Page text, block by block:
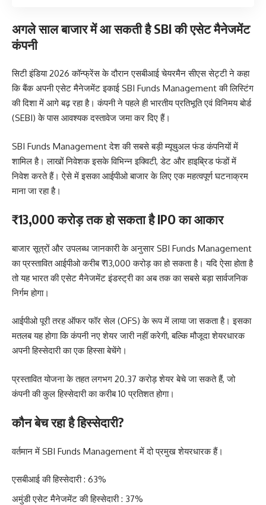
अगले साल बाजार में आ सकती है SBI की एसेट मैनेजमेंट
कंपनी
सिटी इंडिया 2026 कॉन्फ्रेंस के दौरान एसबीआई चेयरमैन सीएस सेट्टी ने कहा
कि बैंक अपनी एसेट मैनेजमेंट इकाई SBI Funds Management की लिस्टिंग
की दिशा में आगे बढ़ रहा है। कंपनी ने पहले ही भारतीय प्रतिभूति एवं विनिमय बोर्ड
(SEBI) के पास आवश्यक दस्तावेज जमा कर दिए हैं।
SBI Funds Management देश की सबसे बड़ी म्यूचुअल फंड कंपनियों में
शामिल है। लाखों निवेशक इसके विभिन्न इक्विटी, डेट और हाइब्रिड फंडों में
निवेश करते हैं। ऐसे में इसका आईपीओ बाजार के लिए एक महत्वपूर्ण घटनाक्रम
माना जा रहा है।
₹13,000 करोड़ तक हो सकता है IPO का आकार
बाजार सूत्रों और उपलब्ध जानकारी के अनुसार SBI Funds Management
का प्रस्तावित आईपीओ करीब ₹13,000 करोड़ का हो सकता है। यदि ऐसा होता है
तो यह भारत की एसेट मैनेजमेंट इंडस्ट्री का अब तक का सबसे बड़ा सार्वजनिक
निर्गम होगा।
आईपीओ पूरी तरह ऑफर फॉर सेल (OFS) के रूप में लाया जा सकता है। इसका
मतलब यह होगा कि कंपनी नए शेयर जारी नहीं करेगी, बल्कि मौजूदा शेयरधारक
अपनी हिस्सेदारी का एक हिस्सा बेचेंगे।
प्रस्तावित योजना के तहत लगभग 20.37 करोड़ शेयर बेचे जा सकते हैं, जो
कंपनी की कुल हिस्सेदारी का करीब 10 प्रतिशत होगा।
कौन बेच रहा है हिस्सेदारी?
वर्तमान में SBI Funds Management में दो प्रमुख शेयरधारक हैं।
एसबीआई की हिस्सेदारी : 63%
अमुंडी एसेट मैनेजमेंट की हिस्सेदारी : 37%